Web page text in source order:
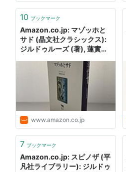
10 ブックマーク
Amazon.co.jp: マゾッホと
サド (晶文社クラシックス):
ジルドゥルーズ (著), 蓮實重
www.amazon.co.jp
7 ブックマーク
Amazon.co.jp: スピノザ (平
凡社ライブラリー): ジルドゥ